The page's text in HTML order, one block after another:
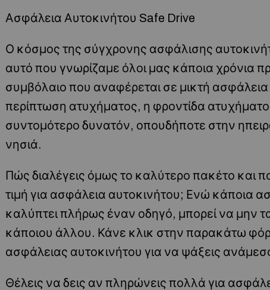
Ασφάλεια Αυτοκινήτου Safe Drive
Ο κόσμος της σύγχρονης ασφάλισης
αυτό που γνωρίζαμε όλοι μας κάποια χρόνια
συμβόλαιο που αναφέρεται σε μικτή
περίπτωση ατυχήματος, η φροντίδα
συντομότερο δυνατόν, οπουδήποτε στην
νησιά.
Πώς διαλέγεις όμως το καλύτερο πακέτο και
τιμή για ασφάλεια αυτοκινήτου; Ενώ κάποια
καλύπτει πλήρως έναν οδηγό, μπορεί να μην
κάποιου άλλου. Κάνε κλικ στην παρακάτω
ασφάλειας αυτοκινήτου για να ψάξεις
Θέλεις να δεις αν πληρώνεις πολλά για